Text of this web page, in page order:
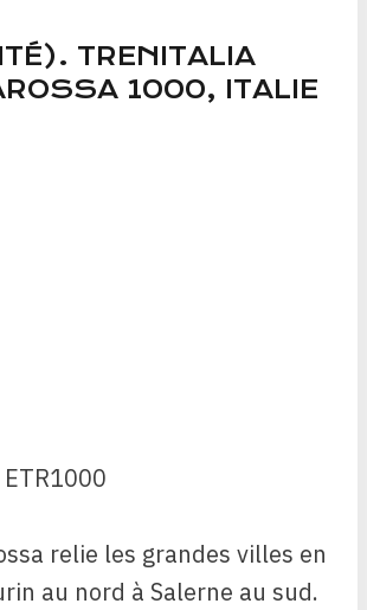
TRENITALIA
1000, ITALIE
relie les grandes villes en
au nord à Salerne au sud.